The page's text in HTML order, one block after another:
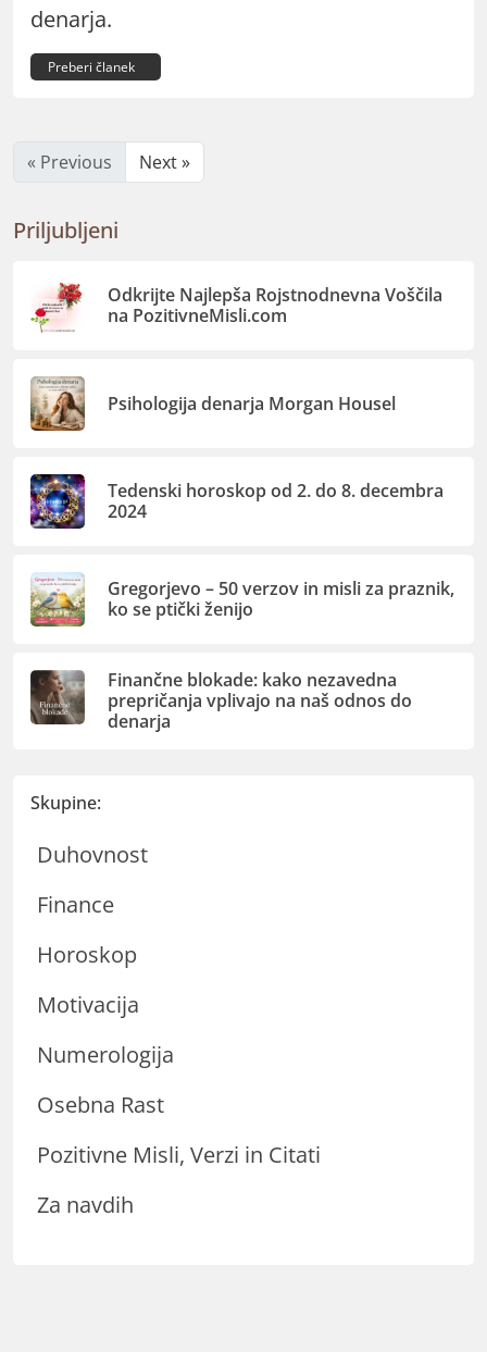
denarja.
Preberi članek
« Previous Next »
Priljubljeni
Odkrijte Najlepša Rojstnodnevna Voščila
na PozitivneMisli.com
Psihologija denarja Morgan Housel
Tedenski horoskop od 2. do 8. decembra
2024
Gregorjevo – 50 verzov in misli za praznik,
ko se ptički ženijo
Finančne blokade: kako nezavedna
prepričanja vplivajo na naš odnos do
denarja
Skupine:
Duhovnost
Finance
Horoskop
Motivacija
Numerologija
Osebna Rast
Pozitivne Misli, Verzi in Citati
Za navdih